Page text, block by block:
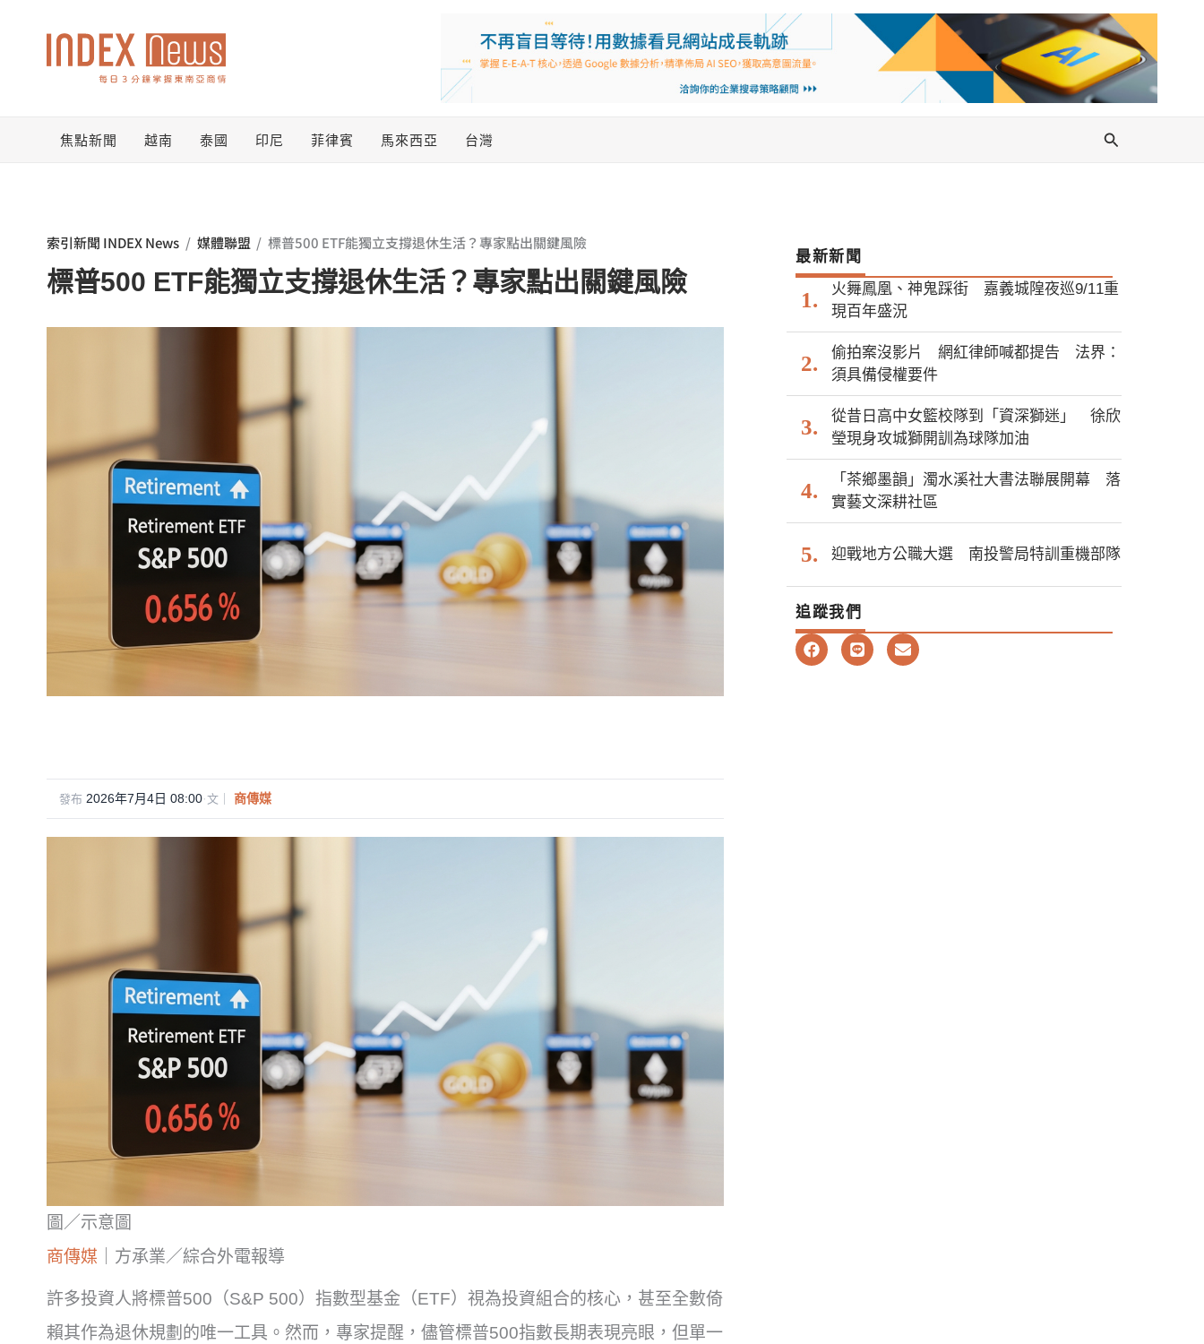
焦點新聞 越南 泰國 印尼 菲律賓 馬來西亞 台灣
搜
索引新聞 INDEX News / 媒體聯盟 / 標普500 ETF能獨立支撐退休生活？專家點出關鍵風險
標普500 ETF能獨立支撐退休生活？專家點出關鍵風險
發布 2026年7月4日 08:00·文｜ 商傳媒
圖／示意圖
商傳媒 ｜方承業／綜合外電報導
許多投資人將標普500（S&P 500）指數型基金（ETF）視為投資組合的核心，甚至全數倚
賴其作為退休規劃的唯一工具。然而，專家提醒，儘管標普500指數長期表現亮眼，但單一
最新新聞
火舞鳳凰、神鬼踩街 嘉義城隍夜巡9/11重
現百年盛況
偷拍案沒影片 網紅律師喊都提告 法界：
須具備侵權要件
從昔日高中女籃校隊到「資深獅迷」 徐欣
瑩現身攻城獅開訓為球隊加油
「茶鄉墨韻」濁水溪社大書法聯展開幕 落
實藝文深耕社區
迎戰地方公職大選 南投警局特訓重機部隊
追蹤我們
F
a
L
i
E
n